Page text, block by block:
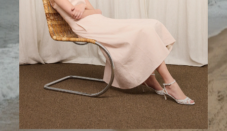
Une longueur d'avance
Des pantalons ajustés pour aujourd'hui et les mois à venir.